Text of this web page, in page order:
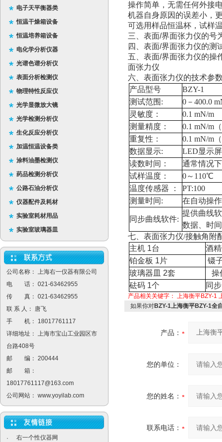
电子天平衡器类
恒温干燥箱设备
恒温培养箱设备
电化学分析仪器
光谱色谱分析仪
表面分析检测仪
物理特性反应仪
光学显微放大镜
光学检测分析仪
生化反应分析仪
加温恒温设备类
涂料油墨检测仪
药品检测分析仪
公路石油分析仪
仪器配件及耗材
实验室耗材用品
实验室玻璃器皿
公司名称： 上海右一仪器有限公司
电 话： 021-63462955
传 真： 021-63462955
联 系 人： 唐飞
手 机： 18017761117
详细地址： 上海市宝山工业园区市
台路408号
邮 编： 200444
邮 箱：
18017761117@163.com
公司网站： www.yoyilab.com
· 右一个性仪器网
操作简单，无需任何外接
机器自身原因的误差小，
可选用样品恒温杯，试样
三、表面/界面张力仪的号
四、表面/界面张力仪的测
五、表面/界面张力仪的操
面张力仪
六、表面张力仪的技术
产品型号
BZY-1
测试范围:
0－400.0
灵敏度：
0.1 mN/m
测量精度：
0.1 mN/m
重复性：
0.1 mN/m
数据显示:
LED显示屏
读数时间：
通常情况
试样温度：
0～110℃
温度传感器 ：
PT:100
测量时间:
在自动操
同步曲线软件:
提供曲线
数据、时
七、表面张力仪/接触角附
主机1台
酒
铂金板 1 片
镊
玻璃器皿 2套
操
砝码1个 同
产品相关关键字： 上海衡平BZY-1
如果你对BZY-1上海衡平BZY-1全
产品：
您的单位：
您的姓名：
联系电话：